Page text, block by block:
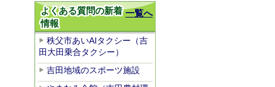
一覧へ
よくある質問の新着
情報
秩父市あいAIタクシー（吉
田大田乗合タクシー）
吉田地域のスポーツ施設